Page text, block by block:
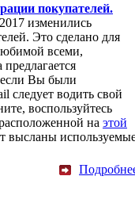
покупателей.
изменились
Это сделано для
всеми,
если Вы были
следует водить свой
воспользуйтесь
на этой
высланы